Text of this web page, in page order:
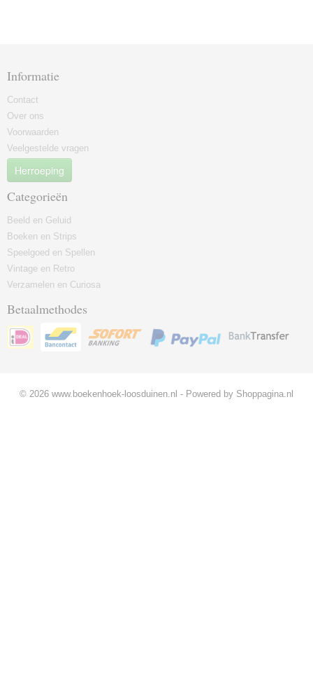
Informatie
Contact
Over ons
Voorwaarden
Veelgestelde vragen
Herroeping
Categorieën
Beeld en Geluid
Boeken en Strips
Speelgoed en Spellen
Vintage en Retro
Verzamelen en Curiosa
Betaalmethodes
© 2026 www.boekenhoek-loosduinen.nl - Powered by Shoppagina.nl